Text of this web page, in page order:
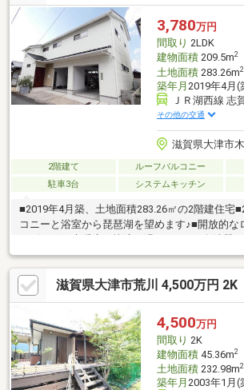
3,780万円
間取り 2LDK
建物面積209.5m2
土地面積283.26m2
築年月 2019年4月(
ＪＲ湖西線 志
その他の交通
滋賀県大津市
2階建て ルーフバルコニー
駐車3台
システムキッチン
■2019年4月築、土地面積283.26㎡の2階建住宅
コニーと浴室から琵琶湖を望めます♪■開放的な
た収納豊富なアイランドキッチン■明るく風通
分はゲストルームとしても使用可能■BBQので
園ができる日当り良好な庭がついております↓リ
ラマ画像をご覧頂けます【交通】 JR湖西線「
7分 湖西道路「志賀」ICまで車で3分（1.3ｋｍ
「ローソン志賀荒川店」徒歩11分「ゲンキー志
分「大津市立木戸小学校」徒歩14分
滋賀県大津市荒川 4,500万円 2K
4,500万円
間取り 2K
建物面積45.36m2
土地面積232.98m2
築年月 2003年1月(